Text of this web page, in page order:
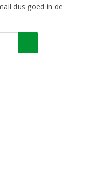
dus goed in de